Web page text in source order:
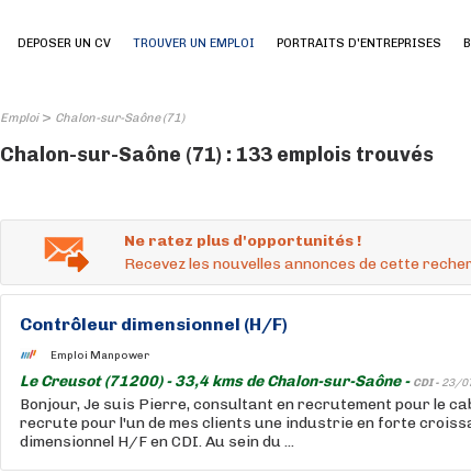
DEPOSER UN CV TROUVER UN EMPLOI PORTRAITS D'ENTREPRISES
Emploi> Chalon-sur-Saône (71)
Chalon-sur-Saône (71) : 133 emplois trouvés
Ne ratez plus d'opportunités !
Recevez les nouvelles annonces de cette
Contrôleur dimensionnel (H/F)
Emploi Manpower
Le Creusot (71200) - 33,4 kms de Chalon-sur-Saône - CDI - 23/
Bonjour, Je suis Pierre, consultant en recrutement pour le
recrute pour l'un de mes clients une industrie en forte
dimensionnel H/F en CDI. Au sein du ...